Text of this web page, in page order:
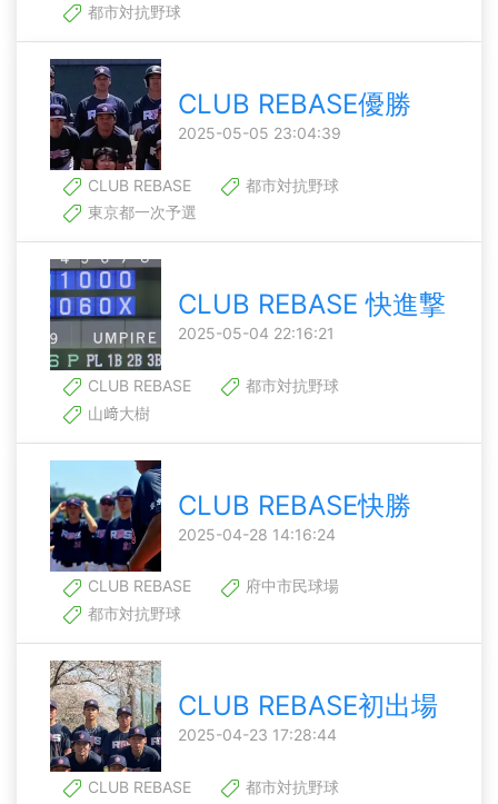
都市対抗野球
CLUB REBASE優勝
2025-05-05 23:04:39
CLUB REBASE
都市対抗野球
東京都一次予選
CLUB REBASE 快進撃
2025-05-04 22:16:21
CLUB REBASE
都市対抗野球
山﨑大樹
CLUB REBASE快勝
2025-04-28 14:16:24
CLUB REBASE
府中市民球場
都市対抗野球
CLUB REBASE初出場
2025-04-23 17:28:44
CLUB REBASE
都市対抗野球